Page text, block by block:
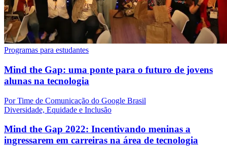
Programas para estudantes
Mind the Gap: uma ponte para o futuro de jovens
alunas na tecnologia
Por Time de Comunicação do Google Brasil
Diversidade, Equidade e Inclusão
Mind the Gap 2022: Incentivando meninas a
ingressarem em carreiras na área de tecnologia